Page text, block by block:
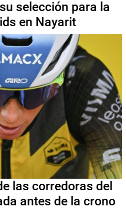
selección para la
en Nayarit
las corredoras del
antes de la crono